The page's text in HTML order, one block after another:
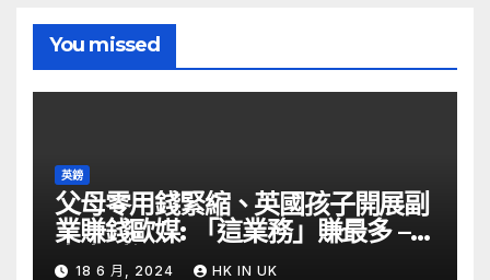
You missed
英鎊
父母零用錢緊縮、英國孩子開展副
業賺錢歐媒: 「這業務」賺最多 –
自由財經
18 6 月, 2024 HK IN UK